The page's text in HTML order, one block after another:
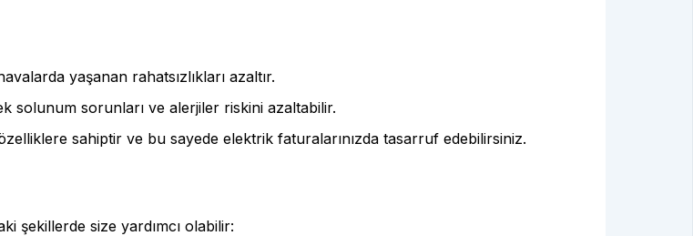
yaşanan rahatsızlıkları azaltır.
solunum sorunları ve alerjiler riskini azaltabilir.
sahiptir ve bu sayede elektrik faturalarınızda tasarruf edebilirsiniz.
şekillerde size yardımcı olabilir: